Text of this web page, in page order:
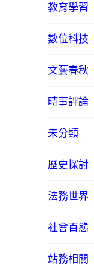
教育學習
數位科技
文藝春秋
時事評論
未分類
歷史探討
法務世界
社會百態
站務相關